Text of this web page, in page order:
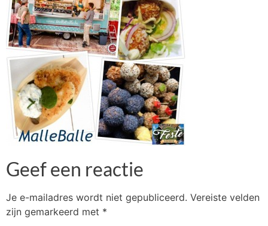
Geef een reactie
Je e-mailadres wordt niet gepubliceerd. Vereiste velden
zijn gemarkeerd met *